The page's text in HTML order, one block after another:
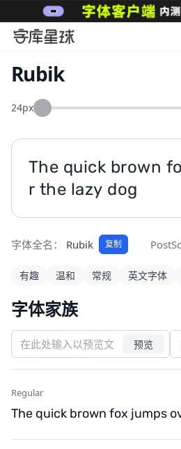
Rubik
24px
The quick brown
r the lazy dog
字体全名： Rubik 复制
有趣 温和 常规 英文字体
字体家族
预览
Regular
The quick brown fox jumps